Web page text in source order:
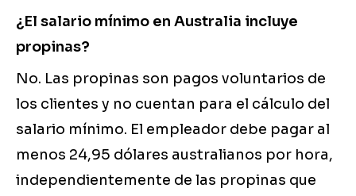
¿El salario mínimo en Australia incluye
propinas?
No. Las propinas son pagos voluntarios de
los clientes y no cuentan para el cálculo del
salario mínimo. El empleador debe pagar al
menos 24,95 dólares australianos por hora,
independientemente de las propinas que